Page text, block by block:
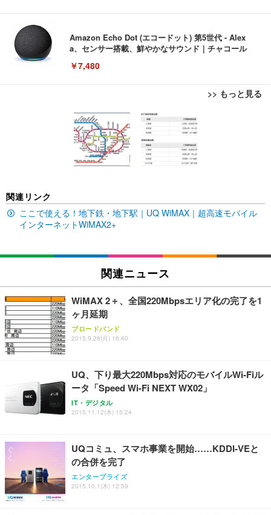
Amazon Echo Dot (エコードット) 第5世代 - Alex
a、センサー搭載、鮮やかなサウンド｜チャコール
￥7,480
>> もっと見る
[EdoErgo] オフィスチェア 椅子 テレワーク 疲れな
い 跳ね上げ式アームレスト コンパクト 約105度ロッ
キング pc 事務椅子 360度回転 座面昇降 強化ナイロ
ン樹脂ベース 通気性メッシュ 在宅ワーク H-WY01
(黒網+黒枠+黒足)
￥5,699
ュチェア 人間工学 疲れない ブラック
￥27,999
Sezlife オフィスチェア デスクチェア 疲れない テレ
ワーク チェア 強化バックレスト 30度ロッキング機
能 人間工学 椅子 腰サポート 90度跳ね上げ式アーム
ョン PCチェア 通気性メッシュ ゲーミング/勉強/事
務用 おしゃれ パソコンチェア (ブラック)
￥7,680
Sezlife オフィスチェア デスクチェア 疲れない テレ
ワーク チェア 強化バックレスト 30度ロッキング機
ョン PCチェア 通気性メッシュ ゲーミング/勉強/事
務用 おしゃれ パソコンチェア (ホワイト)
￥7,680
ANDWINT オフィスチェア デスクチェア 肘なし メ
ッシュ 通気性 ランバーサポート付き 腰サポート ガ
勤務 ブラック
EIZO ビジネス向けプレミアムモニター | FlexScan
EV3240X-WT | 31.5型4K UHD・USB Type-C・ホワ
イト
￥105,595
イト
￥109,572
フック付き（CFI-ZDM1J）
【整備済み品】Dell E2724HS 27インチ 液晶モニタ
ー フルHD（1920×1080）VA 非光沢 HDMI/DisplayP
￥15,800
【MiniLED/24.5inch/280Hz/FHD】GRAPHT THE S
HOOTER Gaming Monitor 24” Essential ゲーミン
Amazonベーシック ペットシーツ 薄型 レギュラー 1
回使い捨て 無香料 ホワイト 300枚
￥3,373
x2袋(84枚) ホワイト(吸収面:ライトブルー)
￥3,234
Smart Basic(スマートベーシック) 【Amazon.co.jp
限定】 Smart Basic アイリスオーヤマ ペットシーツ
￥3,670
アイリスオーヤマ ペットシーツ 超厚型 お徳用 レギ
ュラー 200枚入【Amazon.co.jp限定】
関連リンク
ここで使える！地下鉄・地下駅｜UQ WiMAX｜超高速モバイル
インターネットWiMAX2+
関連ニュース
WiMAX 2＋、全国220Mbpsエリア化の完了を1
ヶ月延期
ブロードバンド
2015.9.28(月) 16:40
UQ、下り最大220Mbps対応のモバイルWi-Fiル
ータ「Speed Wi-Fi NEXT WX02」
IT・デジタル
2015.11.12(木) 15:24
UQコミュ、スマホ事業を開始……KDDI-VEと
の合併を完了
エンタープライズ
2015.10.1(木) 12:59